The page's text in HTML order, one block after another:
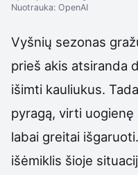
Nuotrauka: OpenAI
Vyšnių sezonas
prieš akis atsiranda
išimti kauliukus.
pyragą, virti
labai greitai
išėmiklis šioje